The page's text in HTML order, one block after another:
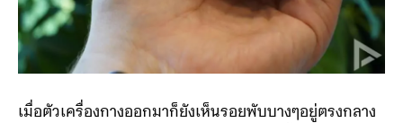
เมื่อตัวเครื่องกางออกมาก็ยังเห็นรอยพับบางๆอยู่ตรงกลาง